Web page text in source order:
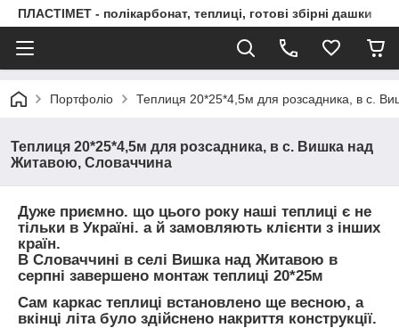
ПЛАСТІМЕТ - полікарбонат, теплиці, готові збірні дашки
Портфоліо Теплиця 20*25*4,5м для розсадника, в с.
Теплиця 20*25*4,5м для розсадника, в с. Вишка над
Житавою, Словаччина
Дуже приємно. що цього року наші теплиці є не
тільки в Україні. а й замовляють клієнти з інших
країн.
В Словаччині в селі Вишка над Житавою в
серпні завершено монтаж теплиці 20*25м
Сам каркас теплиці встановлено ще весною, а
вкінці літа було здійснено накриття конструкції.